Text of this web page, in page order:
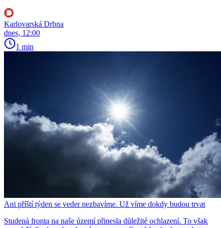
Karlovarská Drbna
dnes, 12:00
1 min
Ani příští týden se veder nezbavíme. Už víme dokdy budou trvat
Studená fronta na naše území přinesla důležité ochlazení. To však